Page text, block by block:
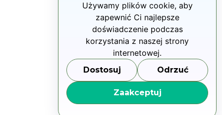
Używamy plików cookie, aby
zapewnić Ci najlepsze
doświadczenie podczas
korzystania z naszej strony
internetowej.
Dostosuj Odrzuć
Zaakceptuj